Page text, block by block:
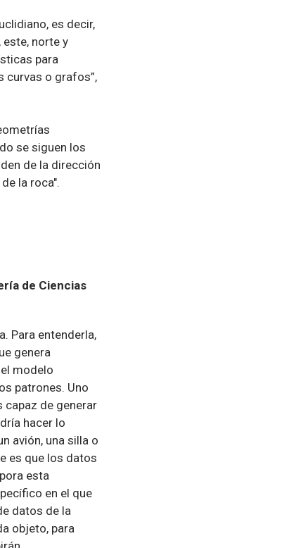
es decir,
norte y
para
curvas o grafos”,
se siguen los
de la dirección
la roca".
de Ciencias
Para entenderla,
genera
modelo
patrones. Uno
capaz de generar
hacer lo
avión, una silla o
es que los datos
esta
en el que
datos de la
objeto, para